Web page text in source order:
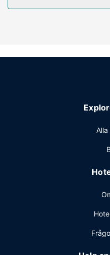
Du får tillgång till bland
Gäster har tillgång till
Parkering (avgift
Alla